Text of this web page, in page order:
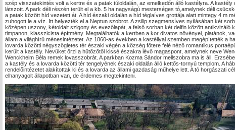
szép visszatekintés volt a kertre és a patak túloldalán, az emelkedőn álló kastélyra. A
látszott. A park déli részén terült el a kb. 5 ha nagyságú mesterséges tó,amelynek déli
a patak között híd vezetett át. A híd északi oldalán a híd téglaíves grottája alatt mintegy 4 m
zuhogott le a víz. Itt helyezték el a Neptun szobrot. A zsilip szegmensíves nyílásában két
középen uszony, kétoldalt szigony és evezőlapát, a felső sorban két delfin között
timpanon, klasszicista építmény. Megtalálhatók a kertben a kor divatos növényei, platánok,
állam a világhírű ménesintézetet. Az 1860-as években a kastéllyal szemben megépítették a
lovarda közötti négyszögletes tér északi végén a község főtere felé néző romantikus
került a kastély. Nevüket őrzi a hűtőzőtől kissé északra lévő magaspont, amelynek neve
Wenckheim Béla remek lovasszobrát. A parkban Kozma Sándor mellszobra ma is áll,
a kastély és a lovarda közötti tér tengelyének északi oldalán álló kettős-tornyú templom. A
rendelőintézetet alakítottak ki és a lovarda az állami gazdaság műhelye lett. A tó horgászati
elhanyagolt állapotban van, de érdemes megtekinteni.